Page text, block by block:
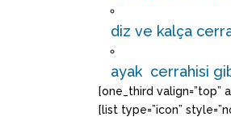
diz ve kalça
ayak cerrahisi
[one_third valign=”top”
[list type=”icon”